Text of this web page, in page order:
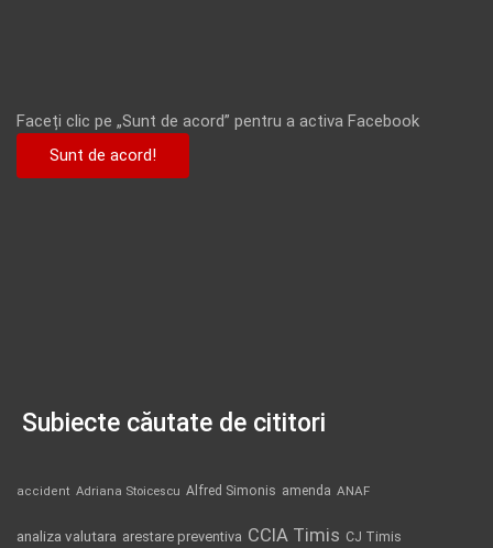
Faceți clic pe „Sunt de acord” pentru a activa Facebook
Sunt de acord!
Subiecte căutate de cititori
accident Adriana Stoicescu Alfred Simonis amenda ANAF
analiza valutara arestare preventiva CCIA Timis CJ Timis